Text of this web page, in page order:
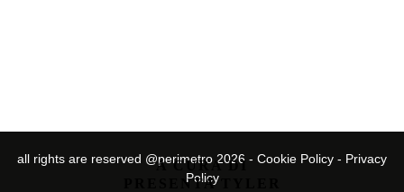
A CURA DI
PRESENTA TYLER
all rights are reserved @perimetro 2026 - Cookie Policy - Privacy
Policy